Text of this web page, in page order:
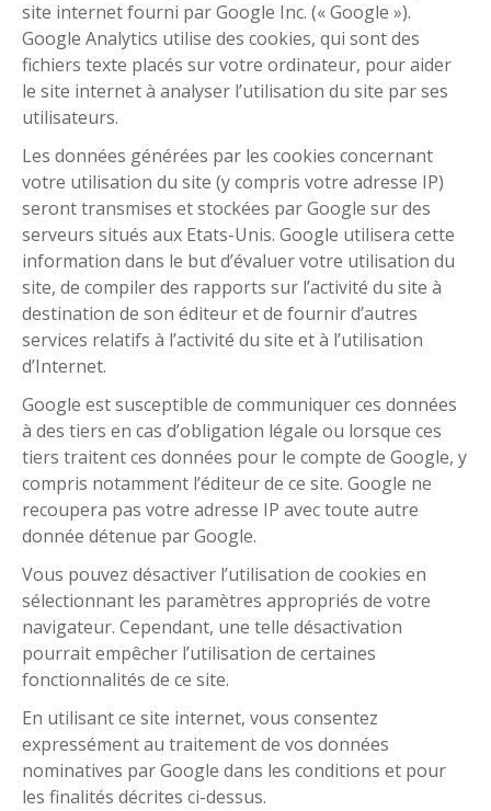
site internet fourni par Google Inc. (« Google »).
Google Analytics utilise des cookies, qui sont des
fichiers texte placés sur votre ordinateur, pour aider
le site internet à analyser l’utilisation du site par ses
utilisateurs.
Les données générées par les cookies concernant
votre utilisation du site (y compris votre adresse IP)
seront transmises et stockées par Google sur des
serveurs situés aux Etats-Unis. Google utilisera cette
information dans le but d’évaluer votre utilisation du
site, de compiler des rapports sur l’activité du site à
destination de son éditeur et de fournir d’autres
services relatifs à l’activité du site et à l’utilisation
d’Internet.
Google est susceptible de communiquer ces données
à des tiers en cas d’obligation légale ou lorsque ces
tiers traitent ces données pour le compte de Google, y
compris notamment l’éditeur de ce site. Google ne
recoupera pas votre adresse IP avec toute autre
donnée détenue par Google.
Vous pouvez désactiver l’utilisation de cookies en
sélectionnant les paramètres appropriés de votre
navigateur. Cependant, une telle désactivation
pourrait empêcher l’utilisation de certaines
fonctionnalités de ce site.
En utilisant ce site internet, vous consentez
expressément au traitement de vos données
nominatives par Google dans les conditions et pour
les finalités décrites ci-dessus.